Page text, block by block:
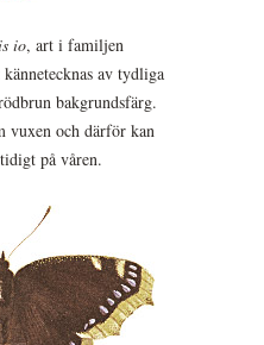
io, art i familjen
av tydliga
bakgrundsfärg.
vuxen och därför kan
på våren.